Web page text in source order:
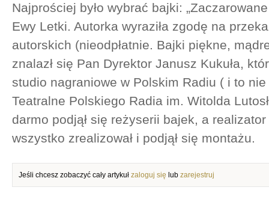
Najprościej było wybrać bajki:
Ewy Letki. Autorka wyraziła zgodę na
autorskich (nieodpłatnie. Bajki piękne,
znalazł się Pan Dyrektor Janusz Kukuła,
studio nagraniowe w Polskim Radiu ( i to
Teatralne Polskiego Radia im. Witolda
darmo podjął się reżyserii bajek, a
wszystko zrealizował i podjął się montażu.
Jeśli chcesz zobaczyć cały artykuł zaloguj się lub zarejestruj